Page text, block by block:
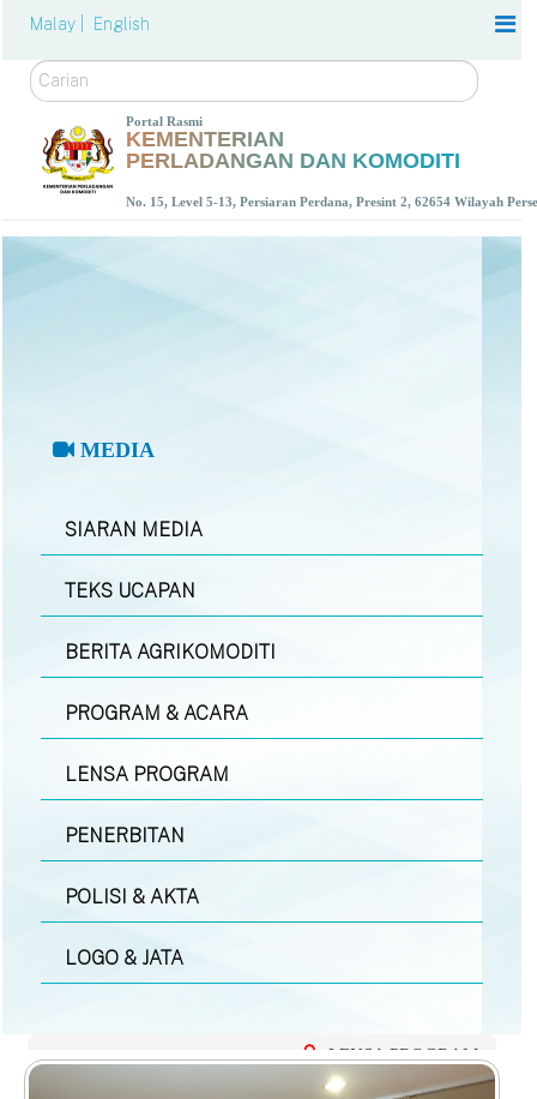
Malay | English
Carian
Portal Rasmi
KEMENTERIAN
PERLADANGAN DAN KOMODITI
No. 15, Level 5-13, Persiaran Perdana, Presint 2, 62654 Wilayah
MEDIA
SIARAN MEDIA
TEKS UCAPAN
BERITA AGRIKOMODITI
PROGRAM & ACARA
LENSA PROGRAM
PENERBITAN
POLISI & AKTA
LOGO & JATA
LENSA PROGRAM